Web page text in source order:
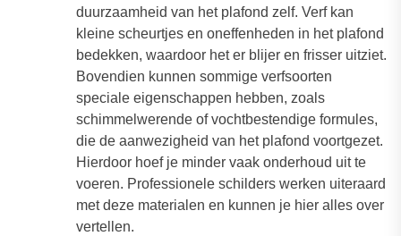
duurzaamheid van het plafond zelf. Verf kan
kleine scheurtjes en oneffenheden in het plafond
bedekken, waardoor het er blijer en frisser uitziet.
Bovendien kunnen sommige verfsoorten
speciale eigenschappen hebben, zoals
schimmelwerende of vochtbestendige formules,
die de aanwezigheid van het plafond voortgezet.
Hierdoor hoef je minder vaak onderhoud uit te
voeren. Professionele schilders werken uiteraard
met deze materialen en kunnen je hier alles over
vertellen.